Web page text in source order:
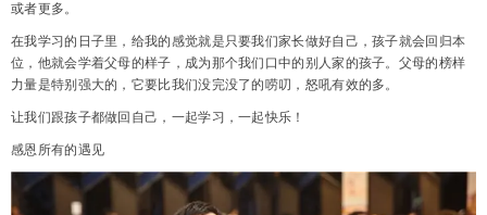
或者更多。
在我学习的日子里，给我的感觉就是只要我们家长做好自己，孩子就会回归本
位，他就会学着父母的样子，成为那个我们口中的别人家的孩子。父母的榜样
力量是特别强大的，它要比我们没完没了的唠叨，怒吼有效的多。
让我们跟孩子都做回自己，一起学习，一起快乐！
感恩所有的遇见